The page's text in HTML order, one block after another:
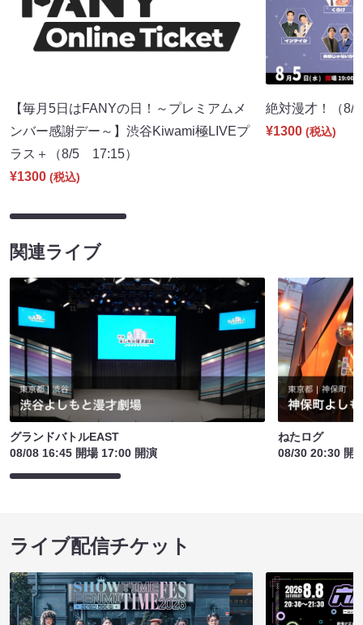
【毎月5日はFANYの日！～プレミアムメ
ンバー感謝デー～】渋谷Kiwami極LIVEプ
ラス＋（8/5 17:15）
¥1300 (税込)
絶対漫才！（
¥1300 (税込)
関連ライブ
グランドバトルEAST
08/08 16:45 開場 17:00 開演
ねたログ
08/30 20:30 開
ライブ配信チケット